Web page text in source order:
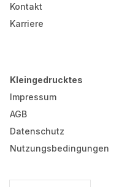
Kontakt
Karriere
Kleingedrucktes
Impressum
AGB
Datenschutz
Nutzungsbedingungen